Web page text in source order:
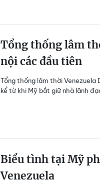
Tổng thống lâm
nội các đầu tiên
Tổng thống lâm thời
kể từ khi Mỹ bắt giữ nhà lãnh
Biểu tình tại Mỹ
Venezuela